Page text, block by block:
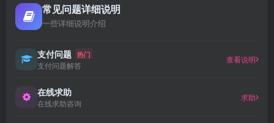
常见问题详细说明
一些详细说明介绍
支付问题 热门
支付问题解答
查看说明
在线求助
在线求助咨询
求助